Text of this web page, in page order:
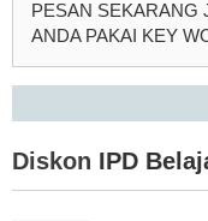
PESAN SEKARANG
ANDA PAKAI KEY
Diskon IPD